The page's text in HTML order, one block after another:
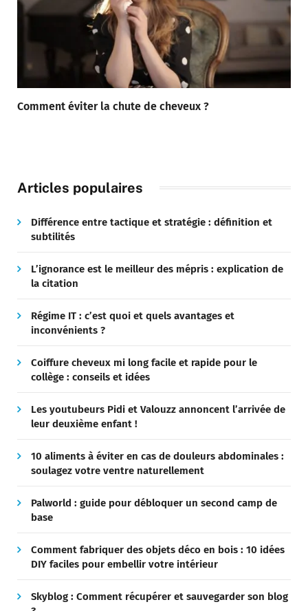
Comment éviter la chute de cheveux ?
Articles populaires
Différence entre tactique et stratégie : définition et
subtilités
L’ignorance est le meilleur des mépris : explication de
la citation
Régime IT : c’est quoi et quels avantages et
inconvénients ?
Coiffure cheveux mi long facile et rapide pour le
collège : conseils et idées
Les youtubeurs Pidi et Valouzz annoncent l’arrivée de
leur deuxième enfant !
10 aliments à éviter en cas de douleurs abdominales :
soulagez votre ventre naturellement
Palworld : guide pour débloquer un second camp de
base
Comment fabriquer des objets déco en bois : 10 idées
DIY faciles pour embellir votre intérieur
Skyblog : Comment récupérer et sauvegarder son blog